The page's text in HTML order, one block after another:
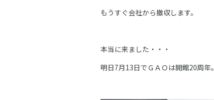
もうすぐ会社から撤収します。
本当に来ました・・・
明日7月13日でＧＡＯは開館20周年。